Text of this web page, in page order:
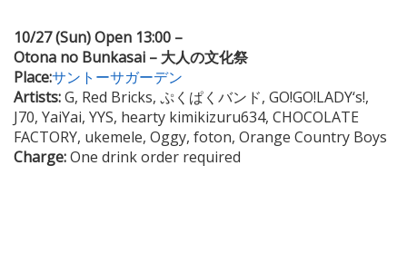
10/27 (Sun) Open 13:00 –
Otona no Bunkasai – 大人の文化祭
Place:サントーサガーデン
Artists:G, Red Bricks, ぷくぱくバンド, GO!GO!LADY‘s!,
J70, YaiYai, YYS, hearty kimikizuru634, CHOCOLATE
FACTORY, ukemele, Oggy, foton, Orange Country Boys
Charge:One drink order required